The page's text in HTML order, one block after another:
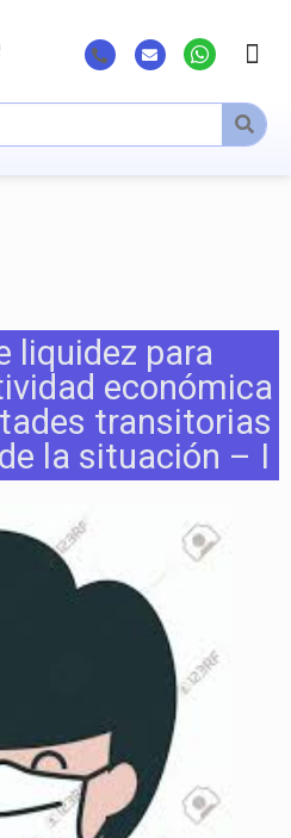
liquidez para
económica
transitorias
la situación – I